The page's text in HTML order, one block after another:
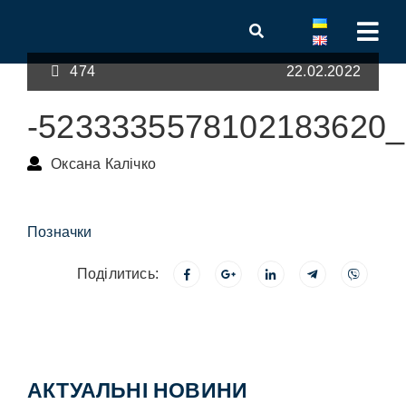
474 22.02.2022
-
Оксана Калічко
Позначки
Поділитись:
АКТУАЛЬНІ НОВИНИ